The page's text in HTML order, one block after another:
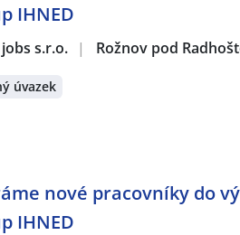
IHNED
s.r.o. | Rožnov pod
úvazek
nové pracovníky do
IHNED